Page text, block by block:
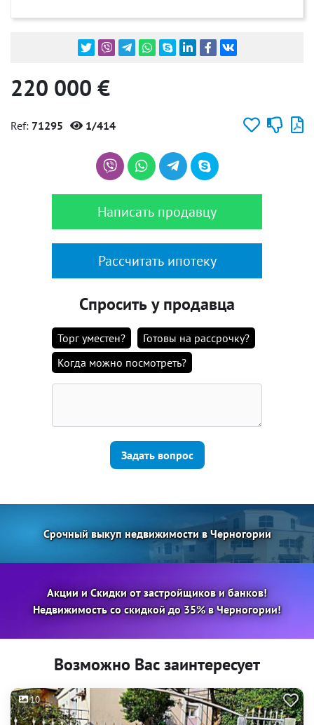
220 000 €
Ref: 71295 1/414
Написать продавцу
Рассчитать ипотеку
Спросить у продавца
Торг уместен?
Готовы на рассрочку?
Когда можно посмотреть?
Задать вопрос
Срочный выкуп недвижимости в Черногории
Акции и Скидки от застройщиков и банков!
Недвижимость со скидкой до 35% в Черногории!
Возможно Вас заинтересует
10